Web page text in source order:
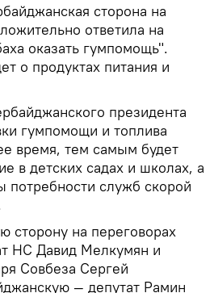
сторона на
ответила на
оказать гумпомощь".
о продуктах питания и
президента
гумпомощи и топлива
время, тем самым будет
в детских садах и школах, а
потребности служб скорой
сторону на переговорах
НС Давид Мелкумян и
Совбеза Сергей
— депутат Рамин